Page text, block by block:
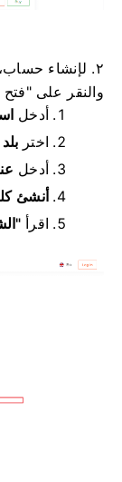
٢. لإنشاء
والنقر على
أدخل
اختر بلد
أدخل
أنشئ
اقرأ